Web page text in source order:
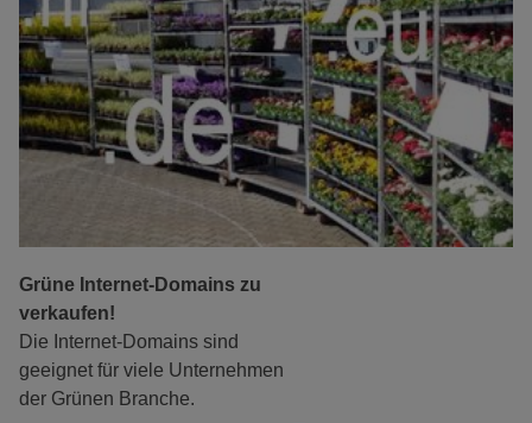
Grüne Internet-Domains zu
verkaufen!
Die Internet-Domains sind
geeignet für viele Unternehmen
der Grünen Branche.